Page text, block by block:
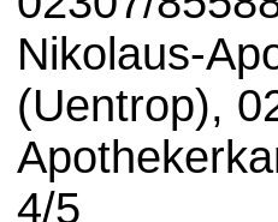
Nikolaus-
(Uentrop),
4/5